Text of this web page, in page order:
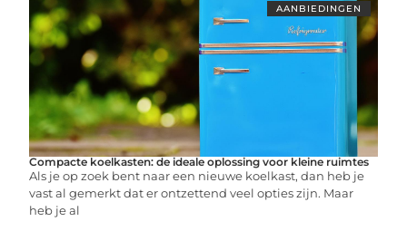
AANBIEDINGEN
Compacte koelkasten: de ideale oplossing voor kleine ruimtes
Als je op zoek bent naar een nieuwe koelkast, dan heb je
vast al gemerkt dat er ontzettend veel opties zijn. Maar
heb je al